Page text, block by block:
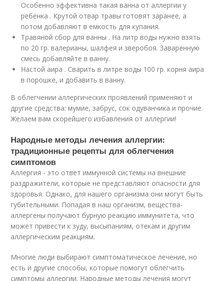
Особенно эффективна такая ванна от аллергии у
ребёнка . Крутой отвар травы готовят заранее, а
потом добавляют в емкость для купания.
Травяной сбор для ванны . На литр воды нужно взять
по 20 гр. валерианы, шалфея и зверобоя. Заваренную
смесь добавляйте в ванну.
Настой аира . Сварить в литре воды 100 гр. корня аира
в порошке, и добавить в ванну.
В облегчении аллергических проявлений применяют и
другие средства: мумие, забрус, сок одуванчика и прочие.
Желаем вам скорейшего избавления от аллергии!
Народные методы лечения аллергии:
традиционные рецепты для облегчения
симптомов
Аллергия - это ответ иммунной системы на внешние
раздражители, которые не представляют опасности для
здоровья. Однако, для нашего организма они могут быть
губительными. Попадая в наш организм, вещества-
аллергены получают бурную реакцию иммунитета, что
может привести к зуду, высыпаниям, отекам и другим
аллергическим реакциям.
Многие люди выбирают симптоматическое лечение, но
есть и другие способы, которые помогут облегчить
симптомы аллергии. Народные методы лечения могут